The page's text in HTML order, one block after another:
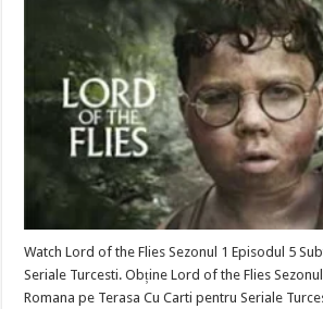
Watch Lord of the Flies Sezonul 1 Episodul 5
Seriale Turcesti. Obține Lord of the Flies
Romana pe Terasa Cu Carti pentru Seriale